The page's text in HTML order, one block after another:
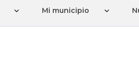
Mi municipio